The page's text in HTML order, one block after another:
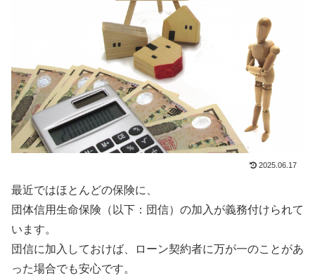
2025.06.17
最近ではほとんどの保険に、
団体信用生命保険（以下：団信）の加入が義務付けられて
います。
団信に加入しておけば、ローン契約者に万が一のことがあ
った場合でも安心です。